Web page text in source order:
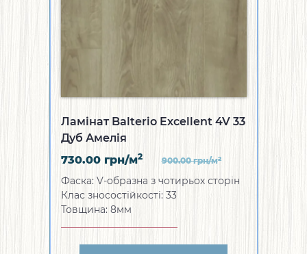
Ламінат Balterio Excellent 4V 33
Дуб Амелія
730.00 грн/м2 900.00грн/м2
Фаска: V-образна з чотирьох сторін
Клас зносостійкості: 33
Товщина: 8мм